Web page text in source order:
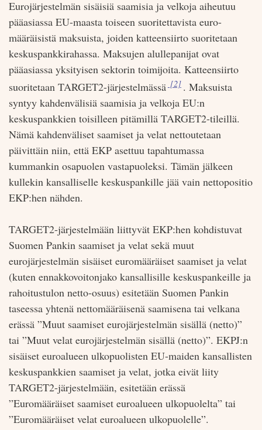
Eurojärjestelmän sisäisiä saamisia ja velkoja aiheutuu
pääasiassa EU-maasta toiseen suoritettavista euro-
määräisistä maksuista, joiden katteensiirto suoritetaan
keskuspankkirahassa. Maksujen alullepanijat ovat
pääasiassa yksityisen sektorin toimijoita. Katteensiirto
suoritetaan TARGET2-järjestelmässä Viite:
[2] . Maksuista
syntyy kahdenvälisiä saamisia ja velkoja EU:n
keskuspankkien toisilleen pitämillä TARGET2-tileillä.
Nämä kahdenväliset saamiset ja velat nettoutetaan
päivittäin niin, että EKP asettuu tapahtumassa
kummankin osapuolen vastapuoleksi. Tämän jälkeen
kullekin kansalliselle keskuspankille jää vain nettopositio
EKP:hen nähden.
TARGET2-järjestelmään liittyvät EKP:hen kohdistuvat
Suomen Pankin saamiset ja velat sekä muut
eurojärjestelmän sisäiset euromääräiset saamiset ja velat
(kuten ennakkovoitonjako kansallisille keskuspankeille ja
rahoitustulon netto-osuus) esitetään Suomen Pankin
taseessa yhtenä nettomääräisenä saamisena tai velkana
erässä ”Muut saamiset eurojärjestelmän sisällä (netto)”
tai ”Muut velat eurojärjestelmän sisällä (netto)”. EKPJ:n
sisäiset euroalueen ulkopuolisten EU-maiden kansallisten
keskuspankkien saamiset ja velat, jotka eivät liity
TARGET2-järjestelmään, esitetään erässä
”Euromääräiset saamiset euroalueen ulkopuolelta” tai
”Euromääräiset velat euroalueen ulkopuolelle”.